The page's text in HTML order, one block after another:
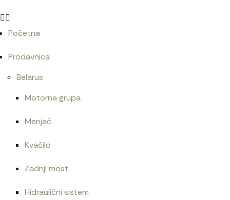
Početna
Prodavnica
Belarus
Motorna grupa
Menjač
Kvačilo
Zadnji most
Hidraulični sistem